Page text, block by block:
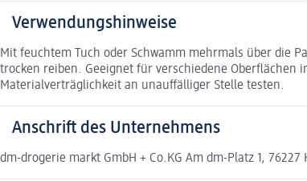
Verwendungshinweise
Mit feuchtem Tuch oder Schwamm mehrmals über die
trocken reiben. Geeignet für verschiedene Oberflächen
Materialverträglichkeit an unauffälliger Stelle testen.
Anschrift des Unternehmens
dm-drogerie markt GmbH + Co.KG Am dm-Platz 1,